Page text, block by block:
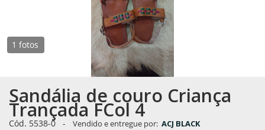
1 fotos
Sandália de couro Criança
Trançada FCol 4
Cód. 5538-0 - Vendido e entregue por: ACJ BLACK